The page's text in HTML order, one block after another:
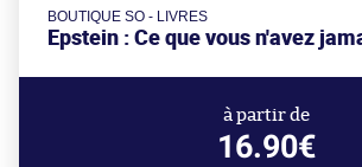
BOUTIQUE SO - LIVRES
Epstein : Ce que vous n'avez
à partir de
16.90€